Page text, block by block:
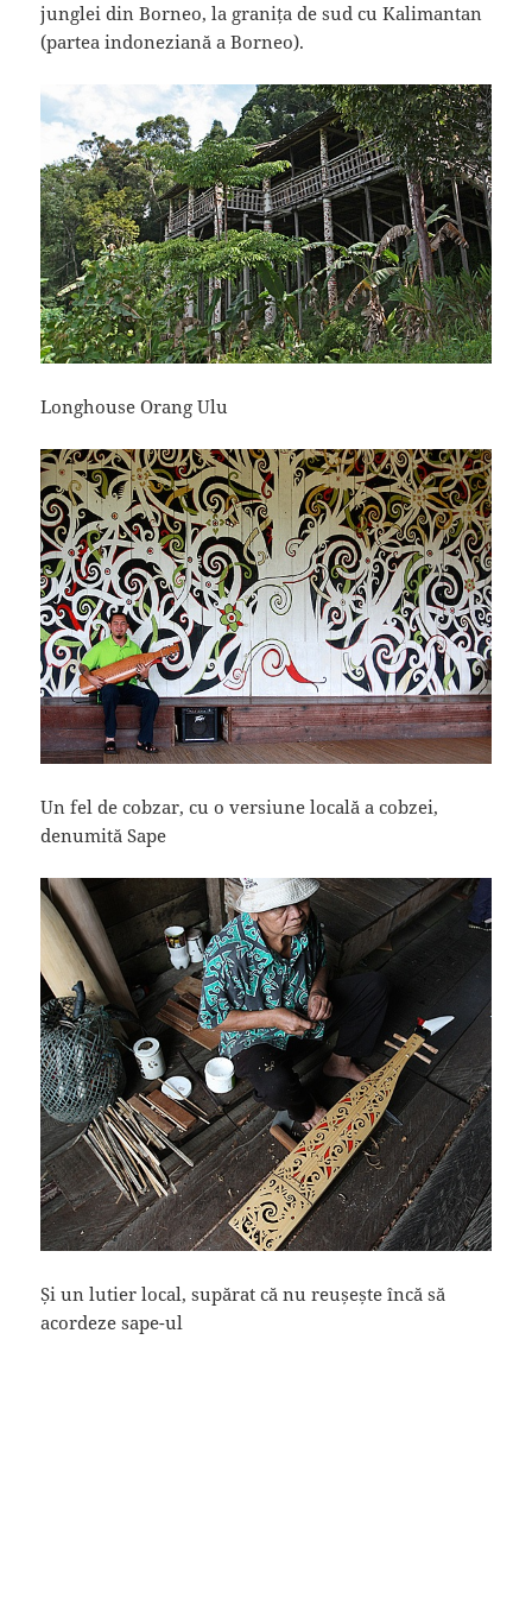
junglei din Borneo, la granița de sud cu Kalimantan
(partea indoneziană a Borneo).
Longhouse Orang Ulu
Un fel de cobzar, cu o versiune locală a cobzei,
denumită Sape
Și un lutier local, supărat că nu reușește încă să
acordeze sape-ul